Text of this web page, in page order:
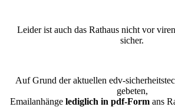
Leider ist auch das Rathaus nicht vor
sicher.
Auf Grund der aktuellen edv-
gebeten,
Emailanhänge lediglich in pdf-Formans